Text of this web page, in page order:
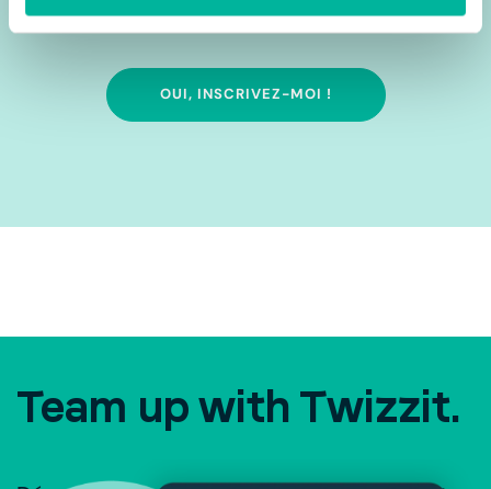
votre boîte mail ! 💥
OUI, INSCRIVEZ-MOI !
Team up with Twizzit.